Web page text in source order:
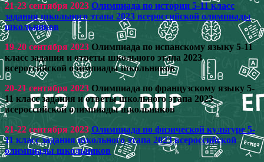
21-23 сентября 2023 Олимпиада по истории 5-11 класс
задания школьного этапа 2023 всероссийской олимпиады
школьников
19-20 сентября 2023 Олимпиада по испанскому языку 5-11
класс задания и ответы школьного этапа 2023
всероссийской олимпиады школьников
20-21 сентября 2023 Олимпиада по французскому языку 5-
11 класс задания и ответы школьного этапа 2023
всероссийской олимпиады школьников
21-22 сентября 2023 Олимпиада по физической культуре 5-
11 класс задания школьного этапа 2023 всероссийской
олимпиады школьников